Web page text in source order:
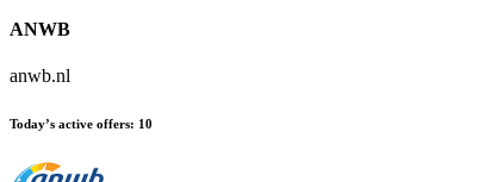
ANWB
anwb.nl
Today’s active offers: 10